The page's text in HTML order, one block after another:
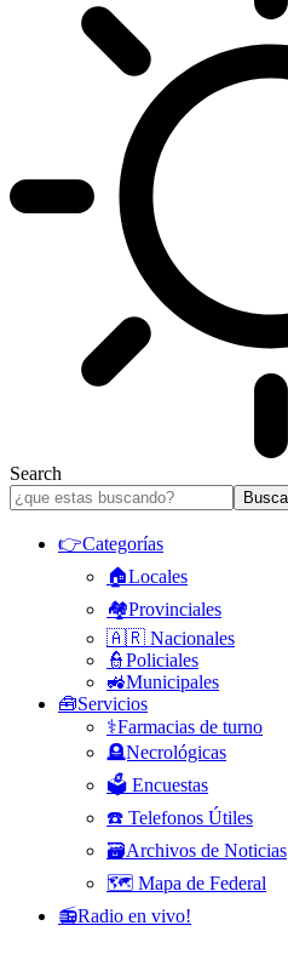
Search
👉Categorías
🏠Locales
🏘️Provinciales
🇦🇷 Nacionales
👮Policiales
🚜Municipales
🧰Servicios
⚕️Farmacias de turno
🪦Necrológicas
🗳️ Encuestas
☎️ Telefonos Útiles
🗃️Archivos de Noticias
🗺️ Mapa de Federal
📻Radio en vivo!